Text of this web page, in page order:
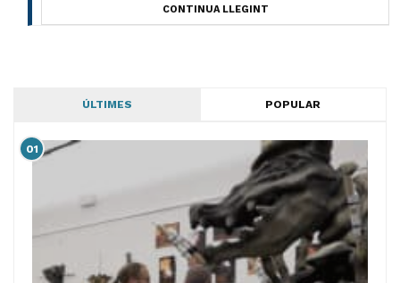
CONTINUA LLEGINT
ÚLTIMES POPULAR
01